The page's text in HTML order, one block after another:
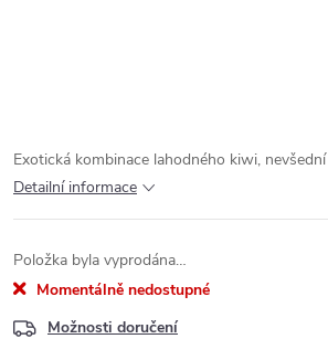
Exotická kombinace lahodného kiwi,
Detailní informace
Položka byla vyprodána…
Momentálně nedostupné
Možnosti doručení